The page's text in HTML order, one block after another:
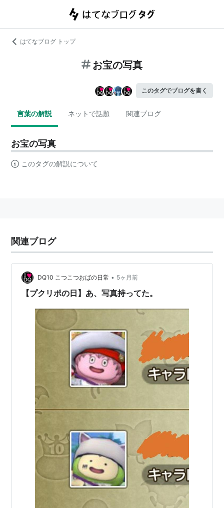
はてなブログ トップ
お宝の写真
このタグでブログを書く
言葉の解説 ネットで話題 関連ブログ
お宝の写真
このタグの解説について
関連ブログ
DQ10 こつこつおばの日常 • 5ヶ月前
【プクリポの日】あ、写真持ってた。